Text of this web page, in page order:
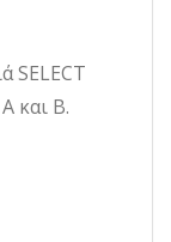
SELECT
και B.